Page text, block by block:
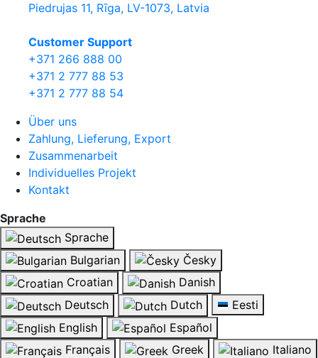
Piedrujas 11, Rīga, LV-1073, Latvia
Сustomer Support
+371 266 888 00
+371 2 777 88 53
+371 2 777 88 54
Über uns
Zahlung, Lieferung, Export
Zusammenarbeit
Individuelles Projekt
Kontakt
Sprache
Sprache
Bulgarian
Česky
Croatian
Danish
Deutsch
Dutch
Eesti
English
Español
Français
Greek
Italiano